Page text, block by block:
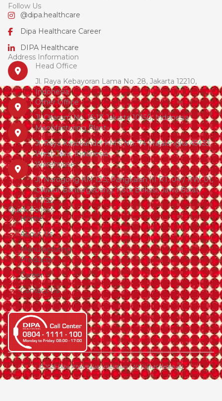
Follow Us
@dipa.healthcare
Dipa Healthcare Career
DIPA Healthcare
Address Information
Head Office
Jl. Raya Kebayoran Lama No. 28, Jakarta 12210,
Indonesia
Other Office
Jl. Citarum No. 15-17 Jakarta 10150, Indonesia
Manufacturing Plant
Jl. Raya Kasokandel KM 5 No. 74 Majalengka 45433,
West Java, Indonesia
Warehouse
Jl. Narogong KM 12.5, Pangkalan III RT. 04 / RW. 01,
Cikiwul, Bantargebang, Kota Bekasi, Jawa Barat,
17152
Quick Access
Home
About Us
Manufacturing
Products
Career
Contact Us
© 2026 Dipa Pharmalab Intersains | All Rights Reserved